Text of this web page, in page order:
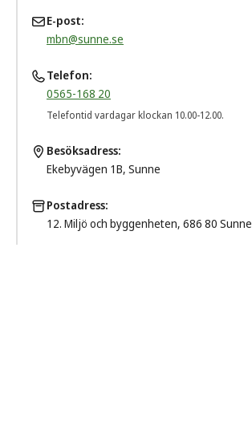
E-post
mbn@sunne.se
Telefon
0565-168 20
Telefontid vardagar klockan 10.00-12.00.
Besöksadress
Ekebyvägen 1B, Sunne
Postadress
12. Miljö och byggenheten, 686 80 Sunne